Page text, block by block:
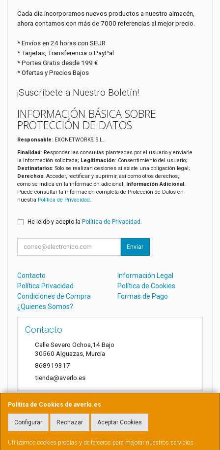
Política de Cookies de averlo.es
Configurar Rechazar Aceptar Cookies
Utilizamos cookies propias y de terceros para mejorar nuestros servicios.
Cada día incorporamos nuevos productos a nuestro almacén,
ahora contamos con más de 7000 referencias al mejor precio.
* Envíos en 24 horas con SEUR
* Tarjetas, Transferencia o PayPal
* Portes Gratis desde 199 €
* Ofertas y Precios Bajos
¡Suscríbete a Nuestro Boletín!
INFORMACIÓN BÁSICA SOBRE
PROTECCIÓN DE DATOS
Responsable: EXONETWORKS, S.L..
Finalidad: Responder las consultas planteadas por el usuario y enviarle
la información solicitada; Legitimación: Consentimiento del usuario;
Destinatarios: Solo se realizan cesiones si existe una obligación legal;
Derechos: Acceder, rectificar y suprimir, así como otros derechos,
como se indica en la información adicional;
Información Adicional :
Puede consultar la información completa de Protección de Datos en
nuestra Política de Privacidad .
He leído y acepto la Política de Privacidad
Enviar
Contacto
Información Legal
Política Privacidad
Política de Cookies
Condiciones de Compra
Formas de Pago
¿Quienes Somos?
Contacto
Calle Severo Ochoa,14 Bajo
30560 Alguazas Murcia
868919317
tienda@averlo.es
Horario
Lunes a Viernes de 8:30h a 14h